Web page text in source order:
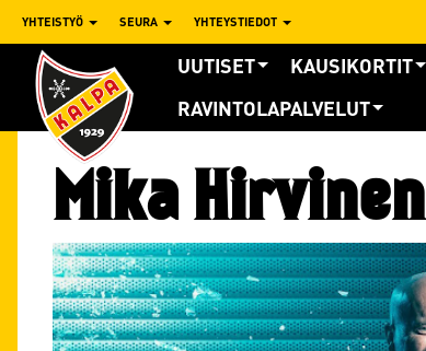
YHTEISTYÖ SEURA YHTEYSTIEDOT
UUTISET KAUSIKORTIT
RAVINTOLAPALVELUT
Mika Hirvinen